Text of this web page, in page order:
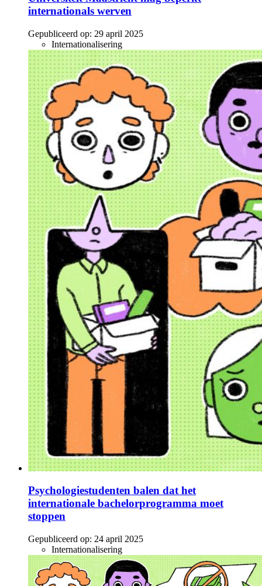
internationals werven
Gepubliceerd op: 29 april 2025
Internationalisering
Psychologiestudenten balen dat het
internationale bachelorprogramma moet
stoppen
Gepubliceerd op: 24 april 2025
Internationalisering